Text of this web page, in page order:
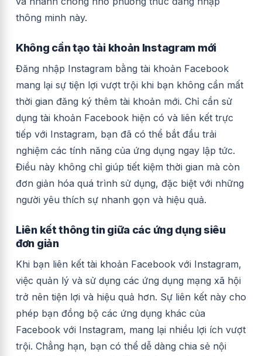
thông minh này.
Không cần tạo tài khoản Instagram mới
Đăng nhập Instagram bằng tài khoản Facebook
mang lại sự tiện lợi vượt trội khi bạn không cần mất
thời gian đăng ký thêm tài khoản mới. Chỉ cần sử
dụng tài khoản Facebook hiện có và liên kết trực
tiếp với Instagram, bạn đã có thể bắt đầu trải
nghiệm các tính năng của ứng dụng ngay lập tức.
Điều này không chỉ giúp tiết kiệm thời gian mà còn
đơn giản hóa quá trình sử dụng, đặc biệt với những
người yêu thích sự nhanh gọn và hiệu quả.
Liên kết thông tin giữa các ứng dụng siêu
đơn giản
Khi bạn liên kết tài khoản Facebook với Instagram,
việc quản lý và sử dụng các ứng dụng mạng xã hội
trở nên tiện lợi và hiệu quả hơn. Sự liên kết này cho
phép bạn đồng bộ các ứng dụng khác của
Facebook với Instagram, mang lại nhiều lợi ích vượt
trội. Chẳng hạn, bạn có thể dễ dàng chia sẻ nội